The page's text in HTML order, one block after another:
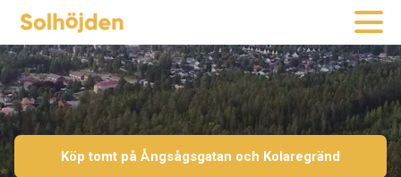
Köp tomt på Ångsågsgatan och Kolaregränd